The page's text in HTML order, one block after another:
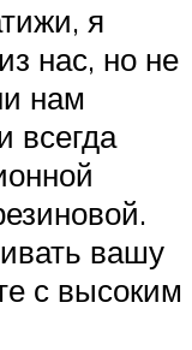
я
нас, но не
нам
всегда
вашу
с высоким